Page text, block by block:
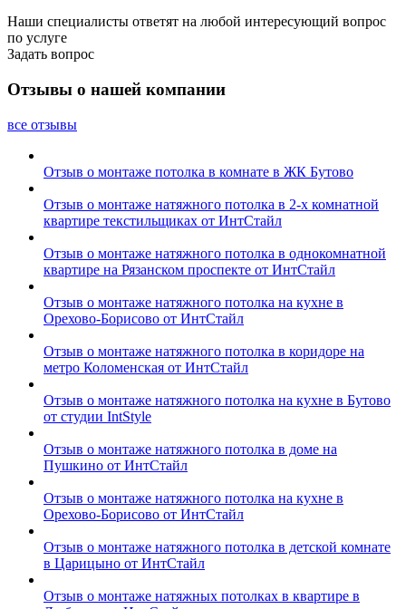
Наши специалисты ответят на любой интересующий вопрос
по услуге
Задать вопрос
Отзывы о нашей компании
все отзывы
Отзыв о монтаже потолка в комнате в ЖК Бутово
Отзыв о монтаже натяжного потолка в 2-х комнатной
квартире текстильщиках от ИнтСтайл
Отзыв о монтаже натяжного потолка в однокомнатной
квартире на Рязанском проспекте от ИнтСтайл
Отзыв о монтаже натяжного потолка на кухне в
Орехово-Борисово от ИнтСтайл
Отзыв о монтаже натяжного потолка в коридоре на
метро Коломенская от ИнтСтайл
Отзыв о монтаже натяжного потолка на кухне в Бутово
от студии IntStyle
Отзыв о монтаже натяжного потолка в доме на
Пушкино от ИнтСтайл
Отзыв о монтаже натяжного потолка на кухне в
Орехово-Борисово от ИнтСтайл
Отзыв о монтаже натяжного потолка в детской комнате
в Царицыно от ИнтСтайл
Отзыв о монтаже натяжных потолках в квартире в